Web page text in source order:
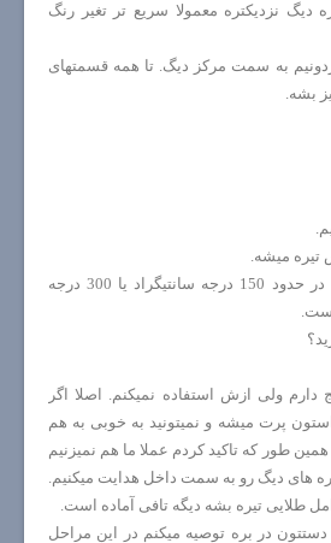
دیگ نزدیکتره معمولا سریع تر تغیر رنگ
به سمت مرکز دیگ. تا همه قسمتهای
بشه.
تیره میشه.
همینطور که عرض کردم در حدود 150 درجه سانتیگراد یا 300 درجه
دارم ولی ازش استفاده نمیکنم. اصلا اگر
پرت میشه و نمیتونید به خوبی به هم
همین طور که تاکید کردم عملا ما هم نمیزنیم
های دیگ رو به سمت داخل هدایت میکنیم.
طلایی تیره بشه دیگه تافی آماده است.
در بره توصیه میکنم در این مراحل